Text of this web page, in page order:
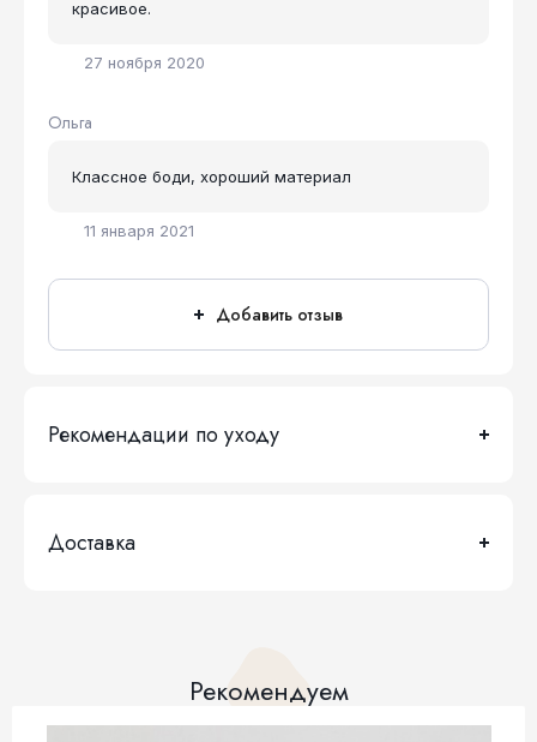
27 ноября 2020
красивое.
Ольга
11 января 2021
Классное боди, хороший материал
Добавить отзыв
Рекомендации по уходу
Доставка
Рекомендуем